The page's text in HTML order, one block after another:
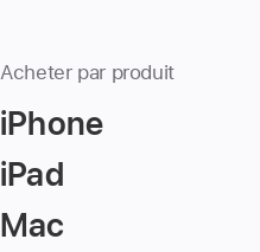
Acheter par produit
iPhone
iPad
Mac